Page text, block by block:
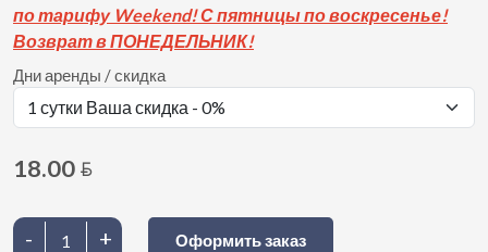
по тарифу Weekend! С пятницы по воскресенье!
Возврат в ПОНЕДЕЛЬНИК!
Дни аренды / скидка
18.00 BYN
- + Оформить заказ